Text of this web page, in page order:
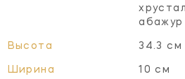
абажур
Высота 34.3 см
Ширина 10 см